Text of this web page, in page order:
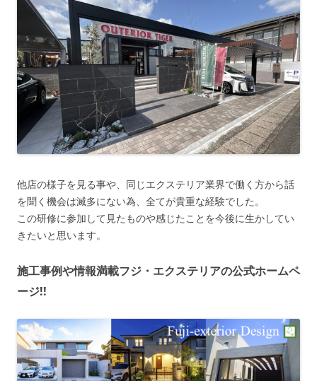
他店の様子を見る事や、同じエクステリア業界で働く方から話
を聞く機会は滅多にない為、全てが貴重な経験でした。
この研修に参加して見たものや感じたことを今後に生かしてい
きたいと思います。
施工事例や情報満載フジ・エクステリアの公式ホームペ
ージ!!